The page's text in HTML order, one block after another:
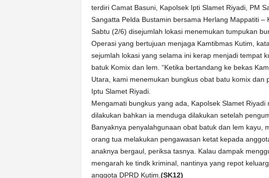
terdiri Camat Basuni, Kapolsek Ipti Slamet Riyadi, PM
Sangatta Pelda Bustamin bersama Herlang Mappatiti –
Sabtu (2/6) disejumlah lokasi menemukan tumpukan
Operasi yang bertujuan menjaga Kamtibmas Kutim,
sejumlah lokasi yang selama ini kerap menjadi tempat
batuk Komix dan lem. “Ketika bertandang ke bekas
Utara, kami menemukan bungkus obat batu komix dan
Iptu Slamet Riyadi.
Mengamati bungkus yang ada, Kapolsek Slamet
dilakukan bahkan ia menduga dilakukan setelah
Banyaknya penyalahgunaan obat batuk dan lem kayu,
orang tua melakukan pengawasan ketat kepada
anaknya bergaul, periksa tasnya. Kalau dampak
mengarah ke tindk kriminal, nantinya yang repot
anggota DPRD Kutim. (SK12)